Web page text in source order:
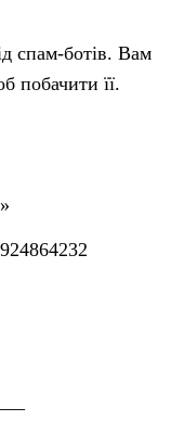
спам-ботів. Вам
побачити її.